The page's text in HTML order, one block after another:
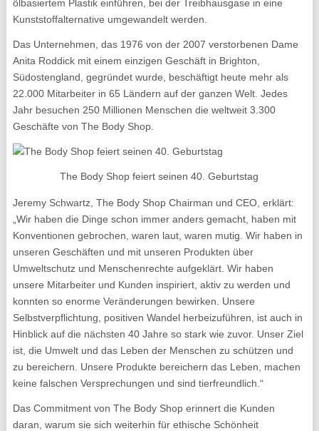
ölbasiertem Plastik einführen, bei der Treibhausgase in eine
Kunststoffalternative umgewandelt werden.
Das Unternehmen, das 1976 von der 2007 verstorbenen Dame
Anita Roddick mit einem einzigen Geschäft in Brighton,
Südostengland, gegründet wurde, beschäftigt heute mehr als
22.000 Mitarbeiter in 65 Ländern auf der ganzen Welt. Jedes
Jahr besuchen 250 Millionen Menschen die weltweit 3.300
Geschäfte von The Body Shop.
The Body Shop feiert seinen 40. Geburtstag
Jeremy Schwartz, The Body Shop Chairman und CEO, erklärt:
„Wir haben die Dinge schon immer anders gemacht, haben mit
Konventionen gebrochen, waren laut, waren mutig. Wir haben in
unseren Geschäften und mit unseren Produkten über
Umweltschutz und Menschenrechte aufgeklärt. Wir haben
unsere Mitarbeiter und Kunden inspiriert, aktiv zu werden und
konnten so enorme Veränderungen bewirken. Unsere
Selbstverpflichtung, positiven Wandel herbeizuführen, ist auch in
Hinblick auf die nächsten 40 Jahre so stark wie zuvor. Unser Ziel
ist, die Umwelt und das Leben der Menschen zu schützen und
zu bereichern. Unsere Produkte bereichern das Leben, machen
keine falschen Versprechungen und sind tierfreundlich.“
Das Commitment von The Body Shop erinnert die Kunden
daran, warum sie sich weiterhin für ethische Schönheit